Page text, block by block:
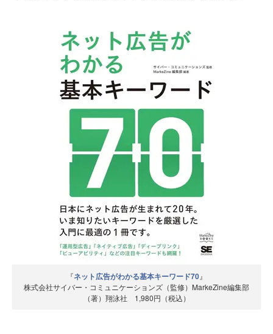
『ネット広告がわかる基本キーワード70』
株式会社サイバー・コミュニケーションズ（監修）MarkeZine編集部
（著）翔泳社 1,980円（税込）